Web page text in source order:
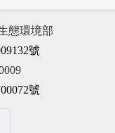
態環境部
號
號